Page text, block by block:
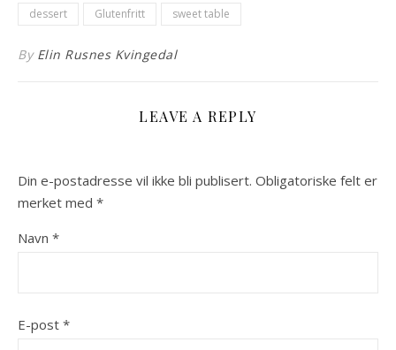
dessert Glutenfritt sweet table
By Elin Rusnes Kvingedal
LEAVE A REPLY
Din e-postadresse vil ikke bli publisert. Obligatoriske felt er
merket med *
Navn *
E-post *